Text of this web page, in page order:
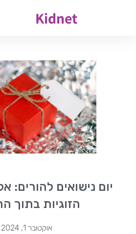
Kidnet
יום נישואים להורים:
הזוגיות בתוך
אוקטובר 1, 2024